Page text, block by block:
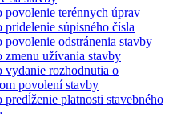
povolenie terénnych úprav
pridelenie súpisného čísla
povolenie odstránenia stavby
zmenu užívania stavby
vydanie rozhodnutia o
povolení stavby
predĺženie platnosti stavebného